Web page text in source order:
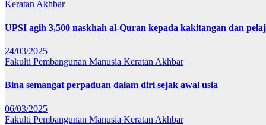
Keratan Akhbar
UPSI agih 3,500 naskhah al-Quran kepada kakitangan dan
24/03/2025
Fakulti Pembangunan Manusia Keratan Akhbar
Bina semangat perpaduan dalam diri sejak awal usia
06/03/2025
Fakulti Pembangunan Manusia Keratan Akhbar